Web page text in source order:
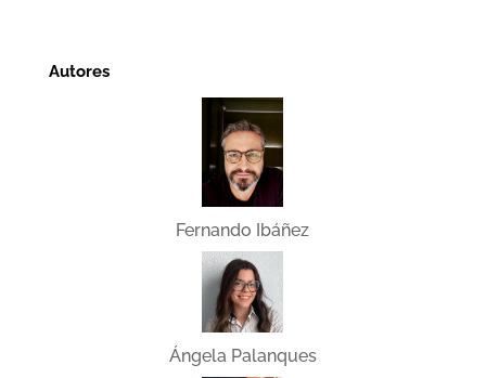
Autores
Fernando Ibáñez
Ángela Palanques